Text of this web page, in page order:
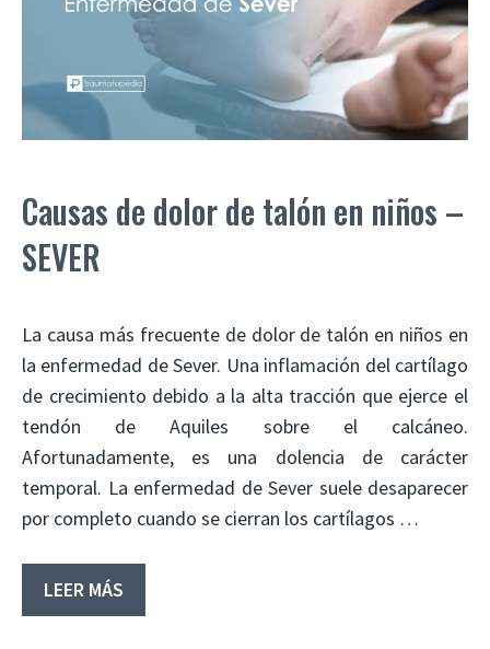
Causas de dolor de talón en niños –
SEVER
La causa más frecuente de dolor de talón en niños en
la enfermedad de Sever. Una inflamación del cartílago
de crecimiento debido a la alta tracción que ejerce el
tendón de Aquiles sobre el calcáneo.
Afortunadamente, es una dolencia de carácter
temporal. La enfermedad de Sever suele desaparecer
por completo cuando se cierran los cartílagos …
LEER MÁS